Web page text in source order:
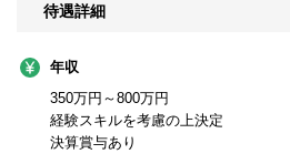
待遇詳細
年収
350万円～800万円
経験スキルを考慮の上決定
決算賞与あり